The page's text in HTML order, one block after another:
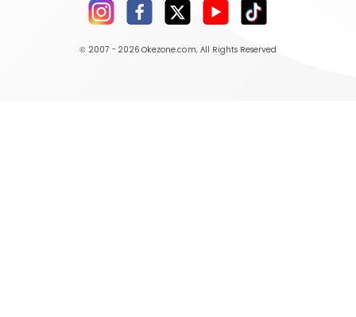
© 2007 - 2026 Okezone.com, All Rights Reserved